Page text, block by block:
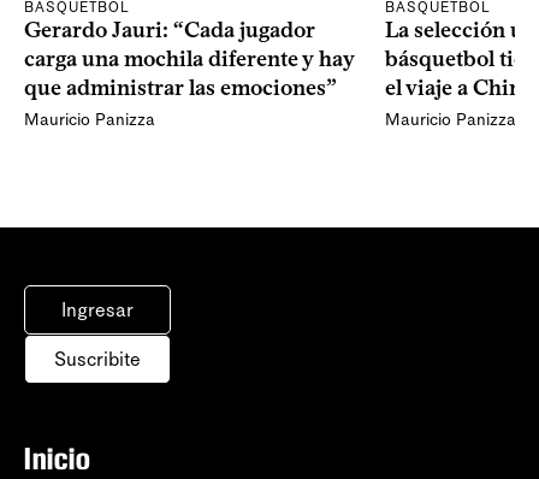
BÁSQUETBOL
Gerardo Jauri: “Cada jugador
carga una mochila diferente y hay
que administrar las emociones”
Mauricio Panizza
BÁSQUETBOL
La selección
básquetbol
el viaje a China
Mauricio Panizza
Ingresar
Suscribite
Inicio